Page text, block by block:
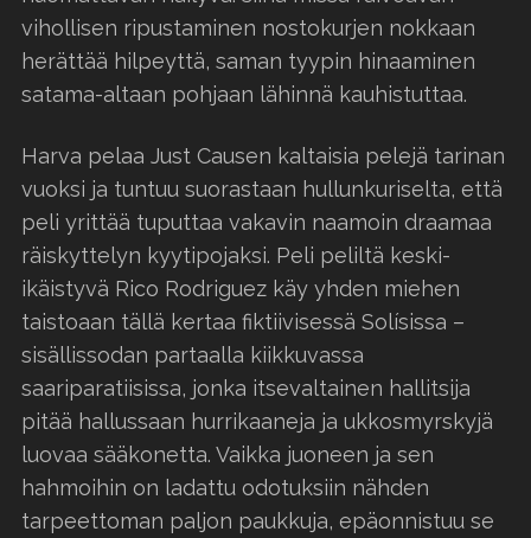
vihollisen ripustaminen nostokurjen nokkaan
herättää hilpeyttä, saman tyypin hinaaminen
satama-altaan pohjaan lähinnä kauhistuttaa.
Harva pelaa Just Causen kaltaisia pelejä tarinan
vuoksi ja tuntuu suorastaan hullunkuriselta, että
peli yrittää tuputtaa vakavin naamoin draamaa
räiskyttelyn kyytipojaksi. Peli peliltä keski-
ikäistyvä Rico Rodriguez käy yhden miehen
taistoaan tällä kertaa fiktiivisessä Solísissa –
sisällissodan partaalla kiikkuvassa
saariparatiisissa, jonka itsevaltainen hallitsija
pitää hallussaan hurrikaaneja ja ukkosmyrskyjä
luovaa sääkonetta. Vaikka juoneen ja sen
hahmoihin on ladattu odotuksiin nähden
tarpeettoman paljon paukkuja, epäonnistuu se